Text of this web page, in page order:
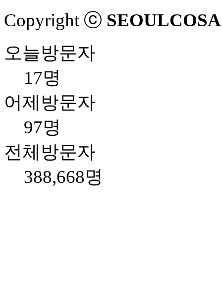
Copyright ⓒ SEOULCOSA
오늘방문자
17명
어제방문자
97명
전체방문자
388,668명